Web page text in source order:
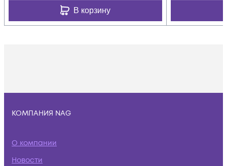
В корзину
КОМПАНИЯ NAG
О компании
Новости